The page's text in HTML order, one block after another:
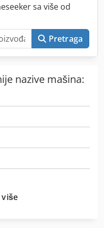
sa više od
Pretraga
nazive mašina:
više